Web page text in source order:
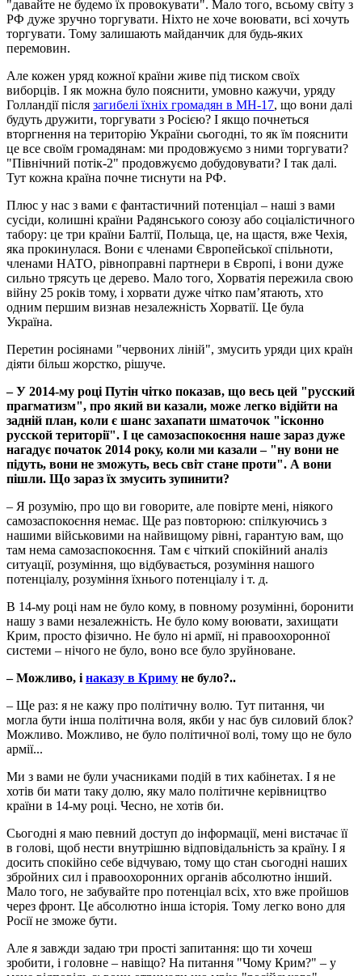
"давайте не будемо їх провокувати". Мало того, всьому світу з
РФ дуже зручно торгувати. Ніхто не хоче воювати, всі хочуть
торгувати. Тому залишають майданчик для будь-яких
перемовин.
Але кожен уряд кожної країни живе під тиском своїх
виборців. І як можна було пояснити, умовно кажучи, уряду
Голландії після загибелі їхніх громадян в МН-17, що вони далі
будуть дружити, торгувати з Росією? І якщо почнеться
вторгнення на територію України сьогодні, то як їм пояснити
це все своїм громадянам: ми продовжуємо з ними торгувати?
"Північний потік-2" продовжуємо добудовувати? І так далі.
Тут кожна країна почне тиснути на РФ.
Плюс у нас з вами є фантастичний потенціал – наші з вами
сусіди, колишні країни Радянського союзу або соціалістичного
табору: це три країни Балтії, Польща, це, на щастя, вже Чехія,
яка прокинулася. Вони є членами Європейської спільноти,
членами НАТО, рівноправні партнери в Європі, і вони дуже
сильно трясуть це дерево. Мало того, Хорватія пережила свою
війну 25 років тому, і хорвати дуже чітко пам’ятають, хто
одним першим визнав незалежність Хорватії. Це була
Україна.
Перетин росіянами "червоних ліній", змусить уряди цих країн
діяти більш жорстко, рішуче.
– У 2014-му році Путін чітко показав, що весь цей "русский
прагматизм", про який ви казали, може легко відійти на
задній план, коли є шанс захапати шматочок "ісконно
русской території". І це самозаспокоєння наше зараз дуже
нагадує початок 2014 року, коли ми казали – "ну вони не
підуть, вони не зможуть, весь світ стане проти". А вони
пішли. Що зараз їх змусить зупинити?
– Я розумію, про що ви говорите, але повірте мені, ніякого
самозаспокоєння немає. Ще раз повторюю: спілкуючись з
нашими військовими на найвищому рівні, гарантую вам, що
там нема самозаспокоєння. Там є чіткий спокійний аналіз
ситуації, розуміння, що відбувається, розуміння нашого
потенціалу, розуміння їхнього потенціалу і т. д.
В 14-му році нам не було кому, в повному розумінні, боронити
нашу з вами незалежність. Не було кому воювати, захищати
Крим, просто фізично. Не було ні армії, ні правоохоронної
системи – нічого не було, воно все було зруйноване.
– Можливо, і наказу в Криму не було?..
– Ще раз: я не кажу про політичну волю. Тут питання, чи
могла бути інша політична воля, якби у нас був силовий блок?
Можливо. Можливо, не було політичної волі, тому що не було
армії...
Ми з вами не були учасниками подій в тих кабінетах. І я не
хотів би мати таку долю, яку мало політичне керівництво
країни в 14-му році. Чесно, не хотів би.
Сьогодні я маю певний доступ до інформації, мені вистачає її
в голові, щоб нести внутрішню відповідальність за країну. І я
досить спокійно себе відчуваю, тому що стан сьогодні наших
збройних сил і правоохоронних органів абсолютно інший.
Мало того, не забувайте про потенціал всіх, хто вже пройшов
через фронт. Це абсолютно інша історія. Тому легко воно для
Росії не зможе бути.
Але я завжди задаю три прості запитання: що ти хочеш
зробити, і головне – навіщо? На питання "Чому Крим?" – у